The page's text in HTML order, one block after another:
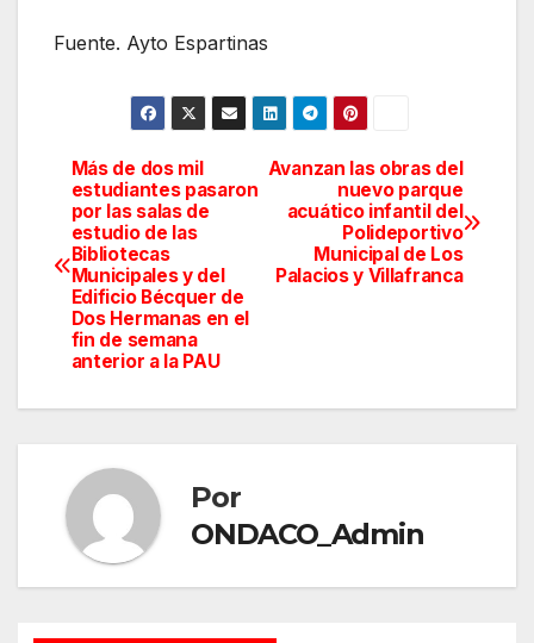
Fuente. Ayto Espartinas
Navegación
de
entradas
Avanzan las obras del
nuevo parque
acuático infantil del
Polideportivo
Municipal de Los
Palacios y Villafranca
Más de dos mil
estudiantes pasaron
por las salas de
estudio de las
Bibliotecas
Municipales y del
Edificio Bécquer de
Dos Hermanas en el
fin de semana
anterior a la PAU
Por
ONDACO_Admin